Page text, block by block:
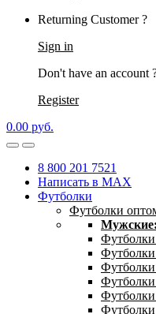
Returning Customer ?
Sign in
Don't have an account
Register
0.00 руб.
8 800 201 7521
Написать в MAX
Футболки
Футболки
Мужские:
Футболки